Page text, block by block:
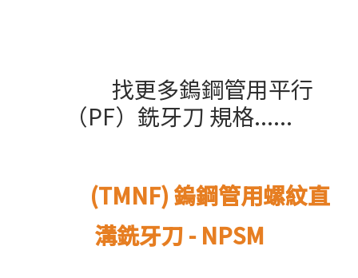
找更多鎢鋼管用平行
（PF）銑牙刀 規格......
(TMNF) 鎢鋼管用螺紋直
溝銑牙刀 - NPSM